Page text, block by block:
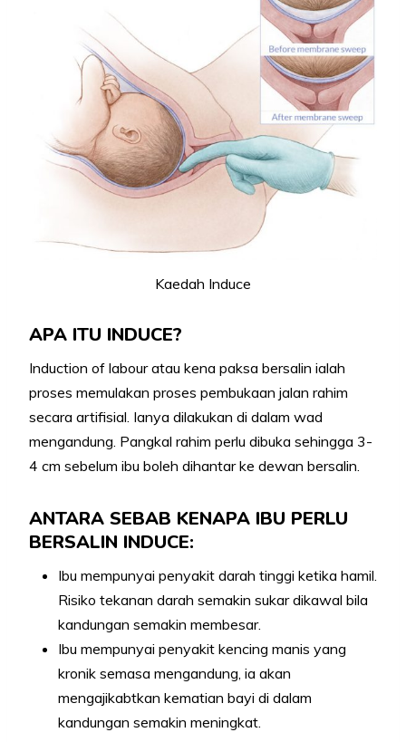
Kaedah Induce
APA ITU INDUCE?
Induction of labour atau kena paksa bersalin ialah
proses memulakan proses pembukaan jalan rahim
secara artifisial. Ianya dilakukan di dalam wad
mengandung. Pangkal rahim perlu dibuka sehingga 3-
4 cm sebelum ibu boleh dihantar ke dewan bersalin.
ANTARA SEBAB KENAPA IBU PERLU
BERSALIN INDUCE:
Ibu mempunyai penyakit darah tinggi ketika hamil.
Risiko tekanan darah semakin sukar dikawal bila
kandungan semakin membesar.
Ibu mempunyai penyakit kencing manis yang
kronik semasa mengandung, ia akan
mengajikabtkan kematian bayi di dalam
kandungan semakin meningkat.